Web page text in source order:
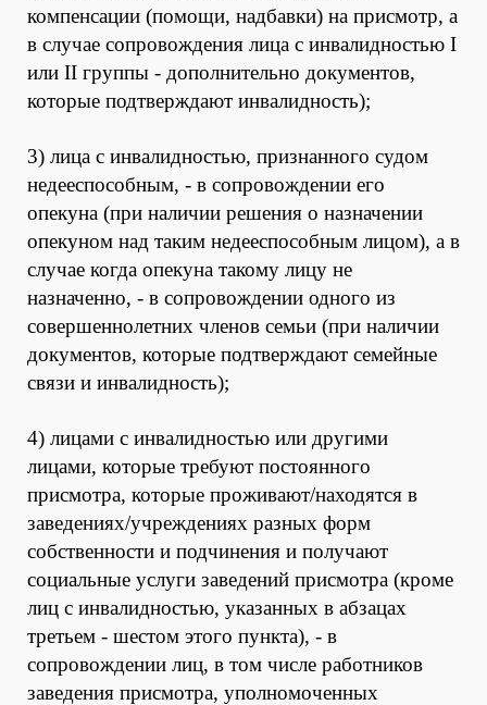
компенсации (помощи, надбавки) на присмотр, а
в случае сопровождения лица с инвалидностью I
или II группы - дополнительно документов,
которые подтверждают инвалидность);
3) лица с инвалидностью, признанного судом
недееспособным, - в сопровождении его
опекуна (при наличии решения о назначении
опекуном над таким недееспособным лицом), а в
случае когда опекуна такому лицу не
назначенно, - в сопровождении одного из
совершеннолетних членов семьи (при наличии
документов, которые подтверждают семейные
связи и инвалидность);
4) лицами с инвалидностью или другими
лицами, которые требуют постоянного
присмотра, которые проживают/находятся в
заведениях/учреждениях разных форм
собственности и подчинения и получают
социальные услуги заведений присмотра (кроме
лиц с инвалидностью, указанных в абзацах
третьем - шестом этого пункта), - в
сопровождении лиц, в том числе работников
заведения присмотра, уполномоченных